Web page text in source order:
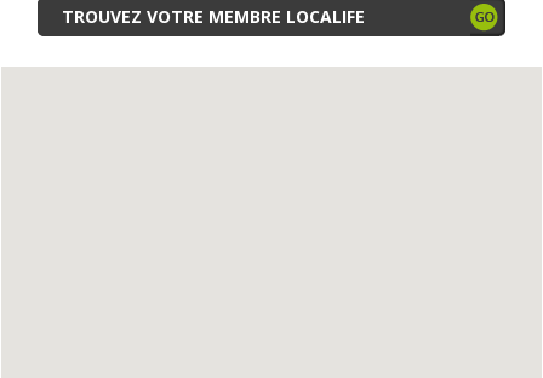
TROUVEZ VOTRE MEMBRE LOCALIFE